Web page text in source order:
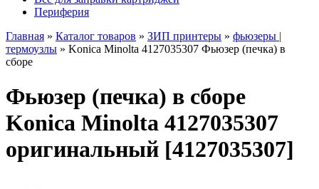
Периферия
Главная » Каталог товаров » ЗИП принтеры » фьюзеры |
термоузлы » Konica Minolta 4127035307 Фьюзер (печка) в
сборе
Фьюзер (печка) в сборе
Konica Minolta 4127035307
оригинальный [4127035307]